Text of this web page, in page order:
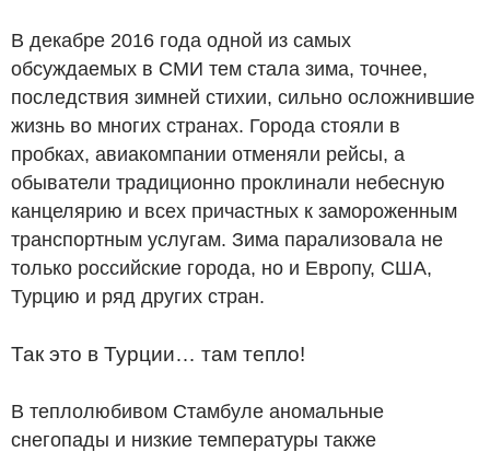
В декабре 2016 года одной из самых
обсуждаемых в СМИ тем стала зима, точнее,
последствия зимней стихии, сильно осложнившие
жизнь во многих странах. Города стояли в
пробках, авиакомпании отменяли рейсы, а
обыватели традиционно проклинали небесную
канцелярию и всех причастных к замороженным
транспортным услугам. Зима парализовала не
только российские города, но и Европу, США,
Турцию и ряд других стран.
Так это в Турции… там тепло!
В теплолюбивом Стамбуле аномальные
снегопады и низкие температуры также